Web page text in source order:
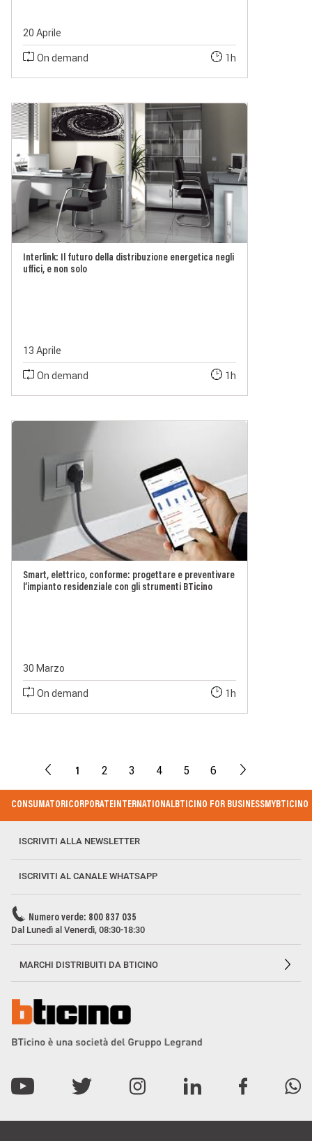
20 Aprile
On demand
1h
Interlink: Il futuro della distribuzione energetica negli
uffici, e non solo
13 Aprile
On demand
1h
Smart, elettrico, conforme: progettare e preventivare
l’impianto residenziale con gli strumenti BTicino
30 Marzo
On demand
1h
1 2 3 4 5
6
Footer
CONSUMATORICORPORATEINTERNATIONALBTICINO FOR BUSINESSMYBTICINO
ISCRIVITI ALLA NEWSLETTER
ISCRIVITI AL CANALE WHATSAPP
Numero verde: 800 837 035
Dal Lunedì al Venerdì, 08:30-18:30
MARCHI DISTRIBUITI DA BTICINO